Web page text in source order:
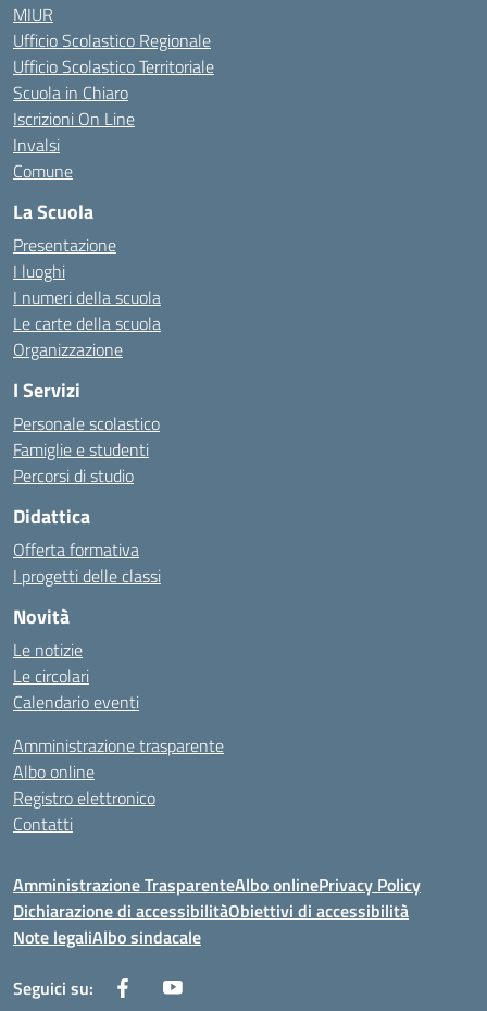
MIUR
Ufficio Scolastico Regionale
Ufficio Scolastico Territoriale
Scuola in Chiaro
Iscrizioni On Line
Invalsi
Comune
La Scuola
Presentazione
I luoghi
I numeri della scuola
Le carte della scuola
Organizzazione
I Servizi
Personale scolastico
Famiglie e studenti
Percorsi di studio
Didattica
Offerta formativa
I progetti delle classi
Novità
Le notizie
Le circolari
Calendario eventi
Amministrazione trasparente
Albo online
Registro elettronico
Contatti
Amministrazione TrasparenteAlbo onlinePrivacy Policy
Dichiarazione di accessibilitàObiettivi di accessibilità
Note legaliAlbo sindacale
Seguici su: